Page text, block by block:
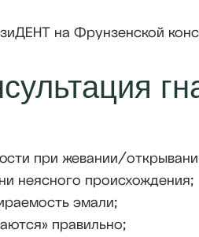
на Фрунзенской
при жевании/
неясного происхождения;
эмали;
правильно;